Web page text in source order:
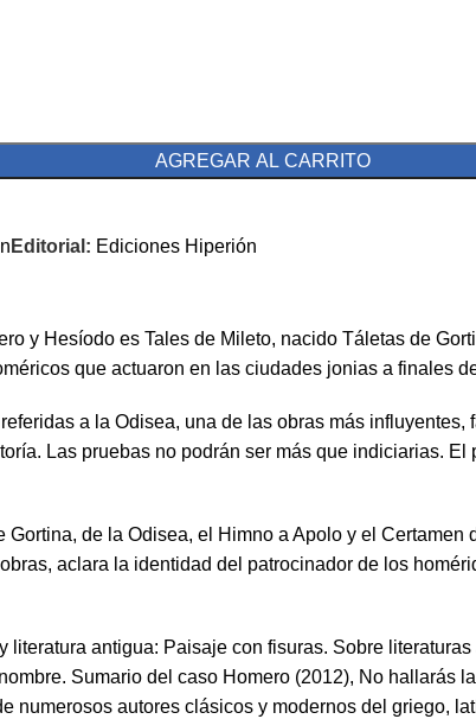
AGREGAR AL CARRITO
Editorial: Ediciones Hiperión
y Hesíodo es Tales de Mileto, nacido Táletas de
que actuaron en las ciudades jonias a finales
a la Odisea, una de las obras más
Las pruebas no podrán ser más que indiciarias.
de la Odisea, el Himno a Apolo y el
aclara la identidad del patrocinador de los
antigua: Paisaje con fisuras. Sobre
Sumario del caso Homero (2012), No hallarás
numerosos autores clásicos y modernos del griego,